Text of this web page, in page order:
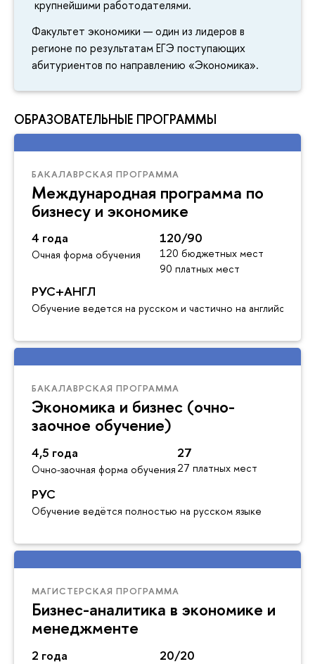
крупнейшими работодателями.
Факультет экономики — один из лидеров в
регионе по результатам ЕГЭ поступающих
абитуриентов по направлению «Экономика».
ОБРАЗОВАТЕЛЬНЫЕ ПРОГРАММЫ
БАКАЛАВРСКАЯ ПРОГРАММА
Международная программа по
бизнесу и экономике
4 года
Очная форма обучения
120/90
120 бюджетных мест
90 платных мест
РУС+АНГЛ
Обучение ведется на русском и частично на английском
БАКАЛАВРСКАЯ ПРОГРАММА
Экономика и бизнес (очно-
заочное обучение)
4,5 года
Очно-заочная форма обучения
27
27 платных мест
РУС
Обучение ведётся полностью на русском языке
МАГИСТЕРСКАЯ ПРОГРАММА
Бизнес-аналитика в экономике и
менеджменте
2 года 20/20